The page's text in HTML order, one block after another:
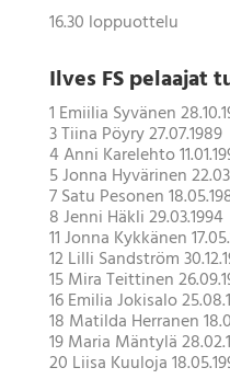
16.30 loppuottelu
Ilves FS pelaajat
1 Emiilia Syvänen
3 Tiina Pöyry 27.07.1989
4 Anni Karelehto
5 Jonna Hyvärinen
7 Satu Pesonen
8 Jenni Häkli 29.03.1994
11 Jonna Kykkänen
12 Lilli Sandström
15 Mira Teittinen
16 Emilia Jokisalo
18 Matilda Herranen
19 Maria Mäntylä
20 Liisa Kuuloja